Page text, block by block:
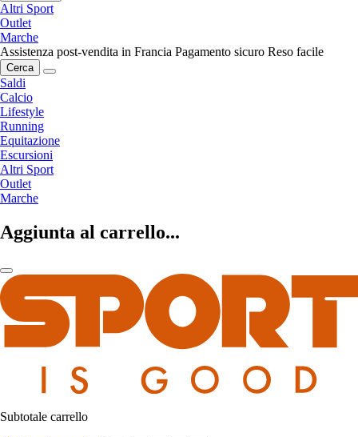
Altri Sport
Outlet
Marche
Assistenza post-vendita in Francia Pagamento sicuro Reso facile
Cerca
Saldi
Calcio
Lifestyle
Running
Equitazione
Escursioni
Altri Sport
Outlet
Marche
Aggiunta al carrello...
Subtotale carrello